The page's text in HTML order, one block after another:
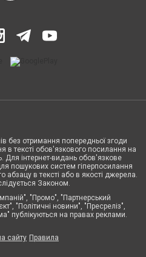
без отримання попередньої згоди
в тексті обов'язкового посилання на
Для інтернет-видань обов'язкове
пошукових систем гіперпосилання
абзацу в тексті або в якості джерела.
Законом.
"Промо", "Партнерський
"Політичні новини", "Пресреліз",
публікуються на правах реклами.
сайту Правила